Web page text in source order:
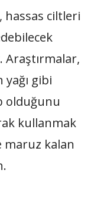
ciltleri
Araştırmalar,
yağı gibi
olduğunu
kullanmak
maruz kalan